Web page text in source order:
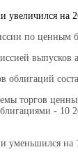
на
по ценным
облигаций
торгов
-
уменьшился